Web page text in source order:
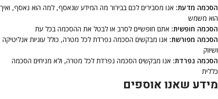
הסכמה מדעת: אנו מסבירים לכם בבירור מה המידע שנאסף, למה הוא נאסף, ואיך
הוא משמש
הסכמה חופשית: אתם חופשיים לסרב או לבטל את ההסכמה בכל עת
הסכמה מפורשת: אנו מבקשים הסכמה נפרדת לכל מטרה, כולל עוגיות אנליטיקה
ושיווק
הסכמה נפרדת: אנו מבקשים הסכמה נפרדת לכל מטרה, ולא מניחים הסכמה
כללית
מידע שאנו אוספים